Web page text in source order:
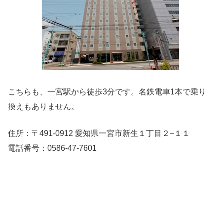
こちらも、一宮駅から徒歩3分です。名鉄電車1本で乗り
換えもありません。
住所：〒491-0912 愛知県一宮市新生１丁目２−１１
電話番号：0586-47-7601